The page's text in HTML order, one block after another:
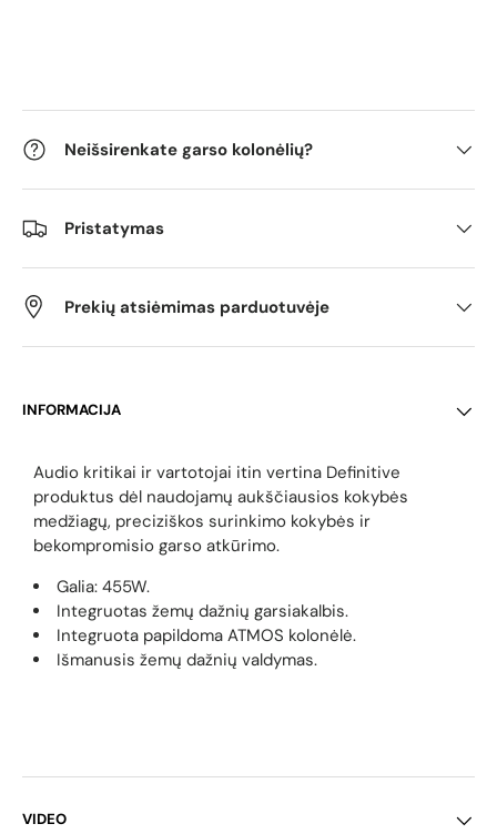
Neišsirenkate garso kolonėlių?
Pristatymas
Prekių atsiėmimas parduotuvėje
INFORMACIJA
Audio kritikai ir vartotojai itin vertina Definitive
produktus dėl naudojamų aukščiausios kokybės
medžiagų, preciziškos surinkimo kokybės ir
bekompromisio garso atkūrimo.
Galia: 455W.
Integruotas žemų dažnių garsiakalbis.
Integruota papildoma ATMOS kolonėlė.
Išmanusis žemų dažnių valdymas.
VIDEO